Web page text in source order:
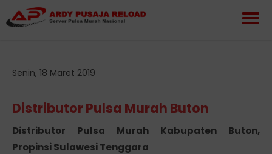
Senin, 18 Maret 2019
Distributor Pulsa Murah Buton
Distributor Pulsa Murah Kabupaten Buton,
Propinsi Sulawesi Tenggara